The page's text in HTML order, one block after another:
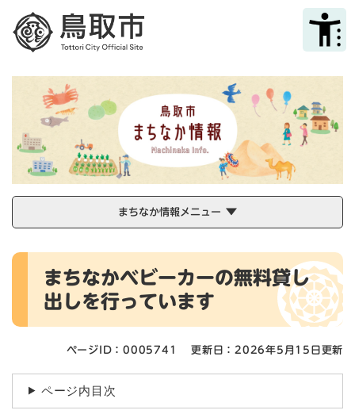
メニューを飛ばして本文へ
まちなか情報メニュー
本
まちなかベビーカーの無料貸し
出しを行っています
ページID：0005741 更新日：2026年5月15日更新
ページ内目次